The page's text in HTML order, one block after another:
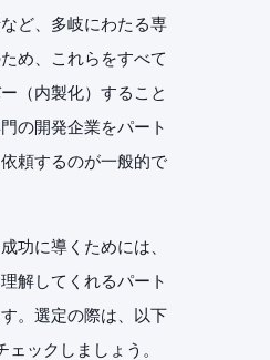
ど、多岐にわたる専
め、これらをすべて
（内製化）すること
の開発企業をパート
頼するのが一般的で
功に導くためには、
解してくれるパート
。選定の際は、以下
ックしましょう。